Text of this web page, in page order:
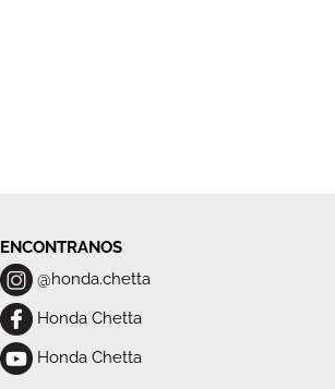
ENCONTRANOS
@honda.chetta
Honda Chetta
Honda Chetta